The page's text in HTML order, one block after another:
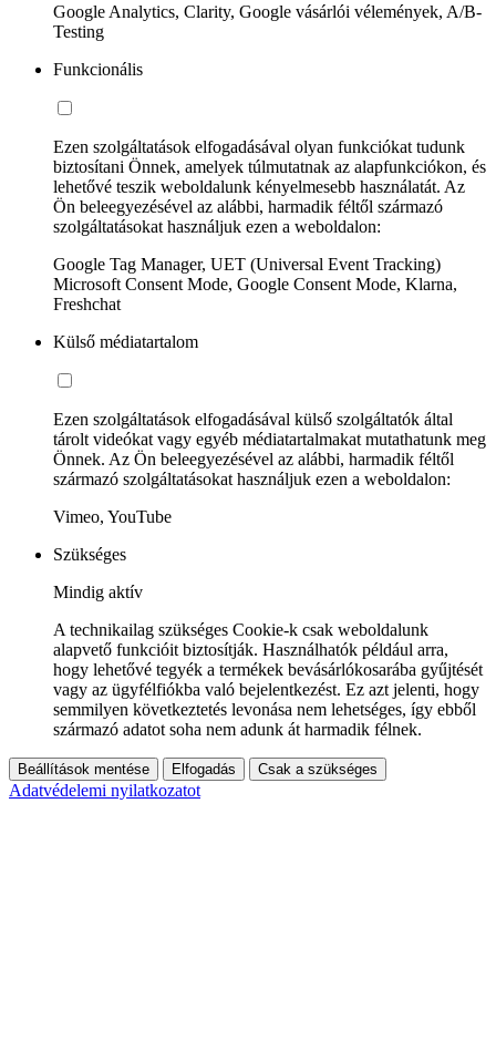
Google Analytics, Clarity, Google vásárlói vélemények, A/B-
Testing
Funkcionális
Ezen szolgáltatások elfogadásával olyan funkciókat tudunk
biztosítani Önnek, amelyek túlmutatnak az alapfunkciókon, és
lehetővé teszik weboldalunk kényelmesebb használatát. Az
Ön beleegyezésével az alábbi, harmadik féltől származó
szolgáltatásokat használjuk ezen a weboldalon:
Google Tag Manager, UET (Universal Event Tracking)
Microsoft Consent Mode, Google Consent Mode, Klarna,
Freshchat
Külső médiatartalom
Ezen szolgáltatások elfogadásával külső szolgáltatók által
tárolt videókat vagy egyéb médiatartalmakat mutathatunk meg
Önnek. Az Ön beleegyezésével az alábbi, harmadik féltől
származó szolgáltatásokat használjuk ezen a weboldalon:
Vimeo, YouTube
Szükséges
Mindig aktív
A technikailag szükséges Cookie-k csak weboldalunk
alapvető funkcióit biztosítják. Használhatók például arra,
hogy lehetővé tegyék a termékek bevásárlókosarába gyűjtését
vagy az ügyfélfiókba való bejelentkezést. Ez azt jelenti, hogy
semmilyen következtetés levonása nem lehetséges, így ebből
származó adatot soha nem adunk át harmadik félnek.
Beállítások mentése Elfogadás Csak a szükséges
Adatvédelemi nyilatkozatot